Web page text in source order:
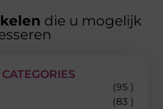
die u mogelijk
(95 )
(83 )